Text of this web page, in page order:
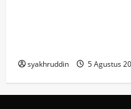
syakhruddin 5 Agustus